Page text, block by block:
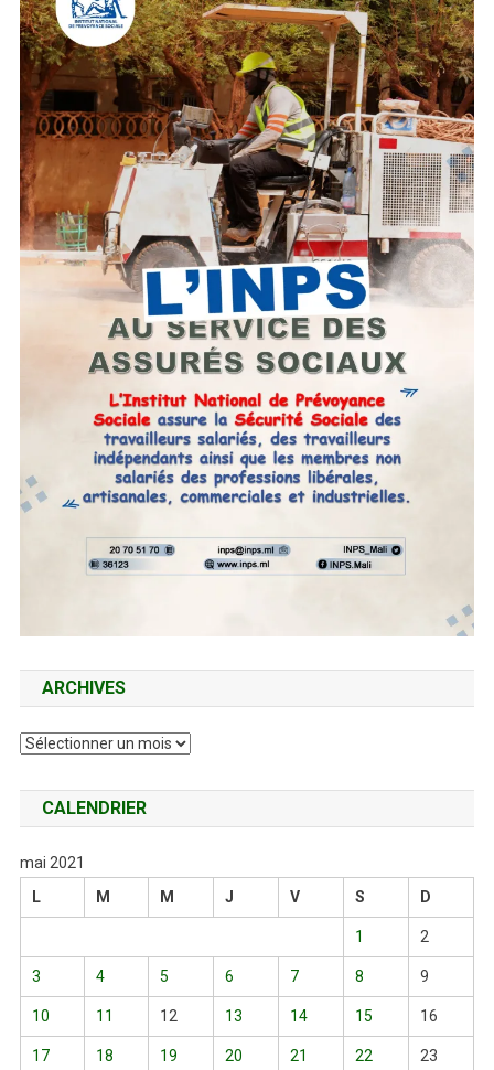
ARCHIVES
Archives
CALENDRIER
mai 2021
L
M M J V S D
1 2
3 4 5 6 7 8 9
10 11 12 13 14 15 16
17 18 19 20 21 22 23